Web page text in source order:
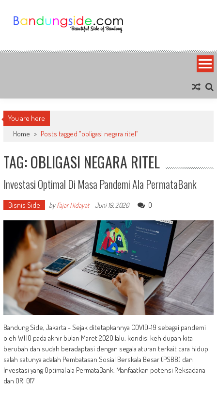
content
Bandung Side
You are here
Home > Posts tagged "obligasi negara ritel"
TAG: OBLIGASI NEGARA RITEL
Investasi Optimal Di Masa Pandemi Ala PermataBank
Bisnis Side byFajar Hidayat-Juni 19, 2020 0
Bandung Side, Jakarta - Sejak ditetapkannya COVID-19 sebagai pandemi
oleh WHO pada akhir bulan Maret 2020 lalu, kondisi kehidupan kita
berubah dan sudah beradaptasi dengan segala aturan terkait cara hidup
salah satunya adalah Pembatasan Sosial Berskala Besar (PSBB) dan
Investasi yang Optimal ala PermataBank. Manfaatkan potensi Reksadana
dan ORI 017